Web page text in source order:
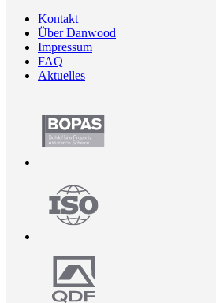
Kontakt
Über Danwood
Impressum
FAQ
Aktuelles